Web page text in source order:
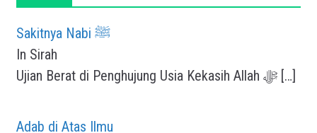
Sakitnya Nabi ﷺ
In Sirah
Ujian Berat di Penghujung Usia Kekasih Allah ﷻ […]
Adab di Atas Ilmu